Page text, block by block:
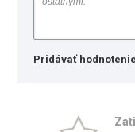
Pridávať